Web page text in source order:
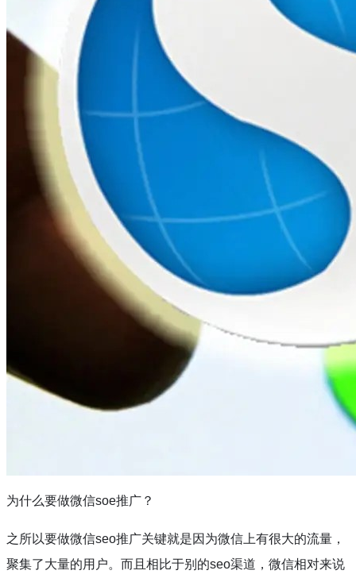
为什么要做微信soe推广？
之所以要做微信seo推广关键就是因为微信上有很大的流量，
聚集了大量的用户。而且相比于别的seo渠道，微信相对来说